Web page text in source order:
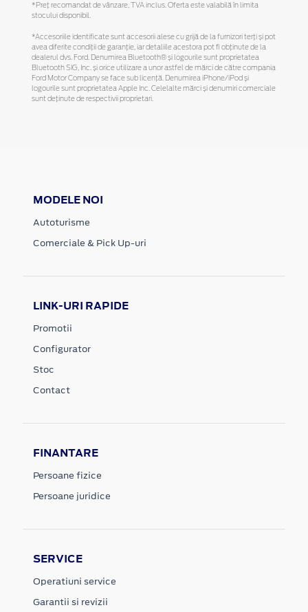
*Preţ recomandat de vânzare, TVA inclus. Oferta este valabilă în limita
stocului disponibil.
*Accesoriile identificate sunt accesorii alese cu grijă de la furnizori terți și pot
avea diferite condiții de garanție, iar detaliile acestora pot fi obținute de la
dealerul dvs. Ford. Denumirea Bluetooth® și logourile sunt proprietatea
Bluetooth SIG, Inc. și orice utilizare a unor astfel de mărci de către compania
Ford Motor Company se face sub licență. Denumirea iPhone/iPod și
logourile sunt proprietatea Apple Inc. Celelalte mărci și denumiri comerciale
sunt deținute de respectivii proprietari.
MODELE NOI
Autoturisme
Comerciale & Pick Up-uri
LINK-URI RAPIDE
Promotii
Configurator
Stoc
Contact
FINANTARE
Persoane fizice
Persoane juridice
SERVICE
Operatiuni service
Garantii si revizii